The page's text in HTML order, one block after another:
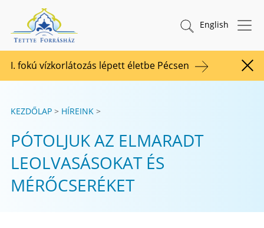
Tovább a tartalomhoz
TETTYE FORRÁSHÁZ Zrt. Keresés indítása
English
I. fokú vízkorlátozás lépett életbe Pécsen
KEZDŐLAP HÍREINK
PÓTOLJUK AZ ELMARADT
LEOLVASÁSOKAT ÉS
MÉRŐCSERÉKET